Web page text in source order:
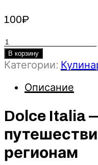
100₽
Количество
товара
Dolce
путешествие
по
20
регионам
-
В корзину
Категории:
Описание
Dolce Italia
регионам